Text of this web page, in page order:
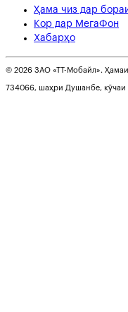
Ҳама чиз дар
Кор дар МегаФон
Хабарҳо
© 2026 ЗАО «ТТ-Мобайл».
734066, шаҳри Душанбе, кӯчаи